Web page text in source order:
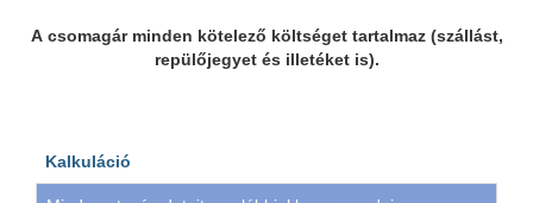
A csomagár minden kötelező költséget tartalmaz (szállást,
repülőjegyet és illetéket is).
Kalkuláció